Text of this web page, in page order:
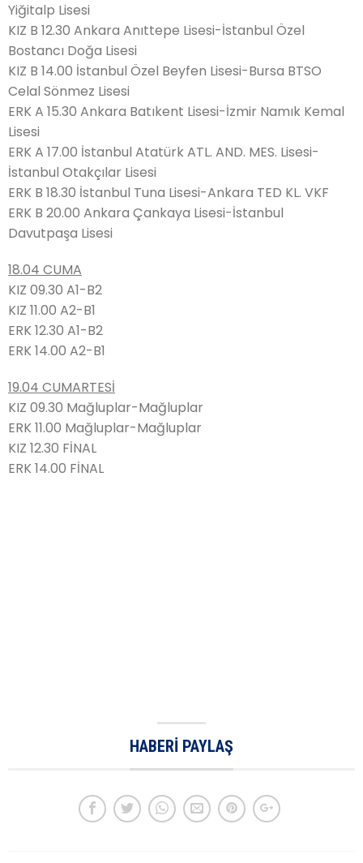
Yiğitalp Lisesi
KIZ B 12.30 Ankara Anıttepe Lisesi-İstanbul Özel
Bostancı Doğa Lisesi
KIZ B 14.00 İstanbul Özel Beyfen Lisesi-Bursa BTSO
Celal Sönmez Lisesi
ERK A 15.30 Ankara Batıkent Lisesi-İzmir Namık Kemal
Lisesi
ERK A 17.00 İstanbul Atatürk ATL. AND. MES. Lisesi-
İstanbul Otakçılar Lisesi
ERK B 18.30 İstanbul Tuna Lisesi-Ankara TED KL. VKF
ERK B 20.00 Ankara Çankaya Lisesi-İstanbul
Davutpaşa Lisesi
18.04 CUMA
KIZ 09.30 A1-B2
KIZ 11.00 A2-B1
ERK 12.30 A1-B2
ERK 14.00 A2-B1
19.04 CUMARTESİ
KIZ 09.30 Mağluplar-Mağluplar
ERK 11.00 Mağluplar-Mağluplar
KIZ 12.30 FİNAL
ERK 14.00 FİNAL
HABERI PAYLAŞ